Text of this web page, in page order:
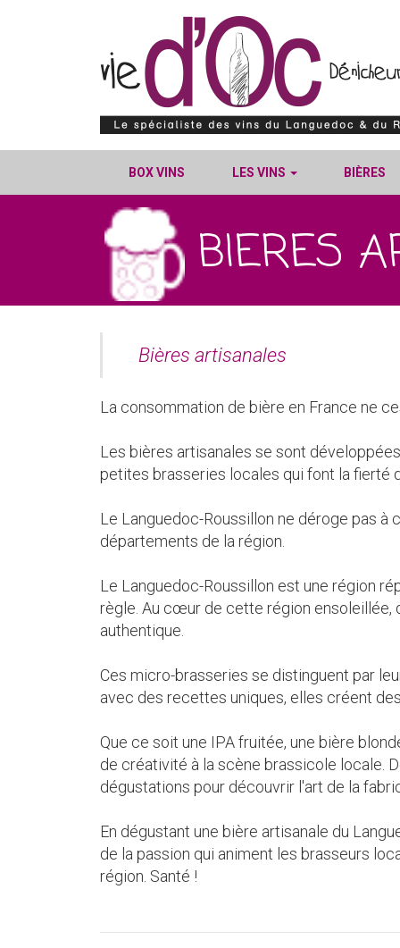
BOX VINS LES VINS BIÈRES
BIERES
Bières artisanales
La consommation de bière en France ne
Les bières artisanales se sont
petites brasseries locales qui font la fierté
Le Languedoc-Roussillon ne déroge pas
départements de la région.
Le Languedoc-Roussillon est une région
règle. Au cœur de cette région ensoleillée,
authentique.
Ces micro-brasseries se distinguent par
avec des recettes uniques, elles créent
Que ce soit une IPA fruitée, une bière
de créativité à la scène brassicole locale.
dégustations pour découvrir l'art de la
En dégustant une bière artisanale du
de la passion qui animent les brasseurs
région. Santé !